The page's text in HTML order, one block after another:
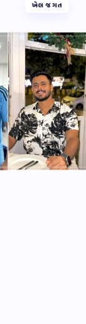
ખેલ જગત